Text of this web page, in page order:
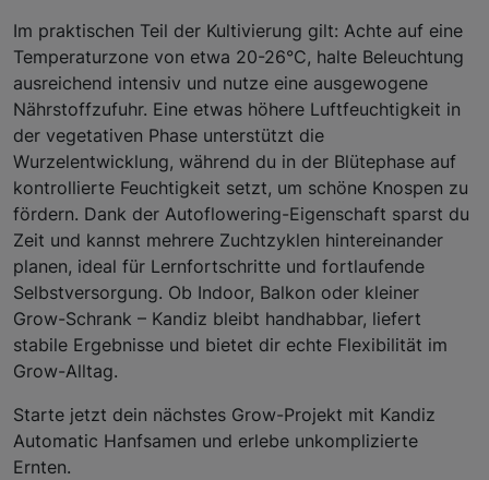
Im praktischen Teil der Kultivierung gilt: Achte auf eine
Temperaturzone von etwa 20-26°C, halte Beleuchtung
ausreichend intensiv und nutze eine ausgewogene
Nährstoffzufuhr. Eine etwas höhere Luftfeuchtigkeit in
der vegetativen Phase unterstützt die
Wurzelentwicklung, während du in der Blütephase auf
kontrollierte Feuchtigkeit setzt, um schöne Knospen zu
fördern. Dank der Autoflowering-Eigenschaft sparst du
Zeit und kannst mehrere Zuchtzyklen hintereinander
planen, ideal für Lernfortschritte und fortlaufende
Selbstversorgung. Ob Indoor, Balkon oder kleiner
Grow-Schrank – Kandiz bleibt handhabbar, liefert
stabile Ergebnisse und bietet dir echte Flexibilität im
Grow-Alltag.
Starte jetzt dein nächstes Grow-Projekt mit Kandiz
Automatic Hanfsamen und erlebe unkomplizierte
Ernten.